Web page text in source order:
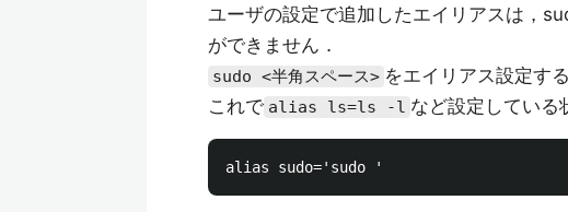
ユーザの設定で追加したエイリアスは，
ができません．
sudo <半角スペース> をエイリアス設定す
これで alias ls=ls -l など設定している